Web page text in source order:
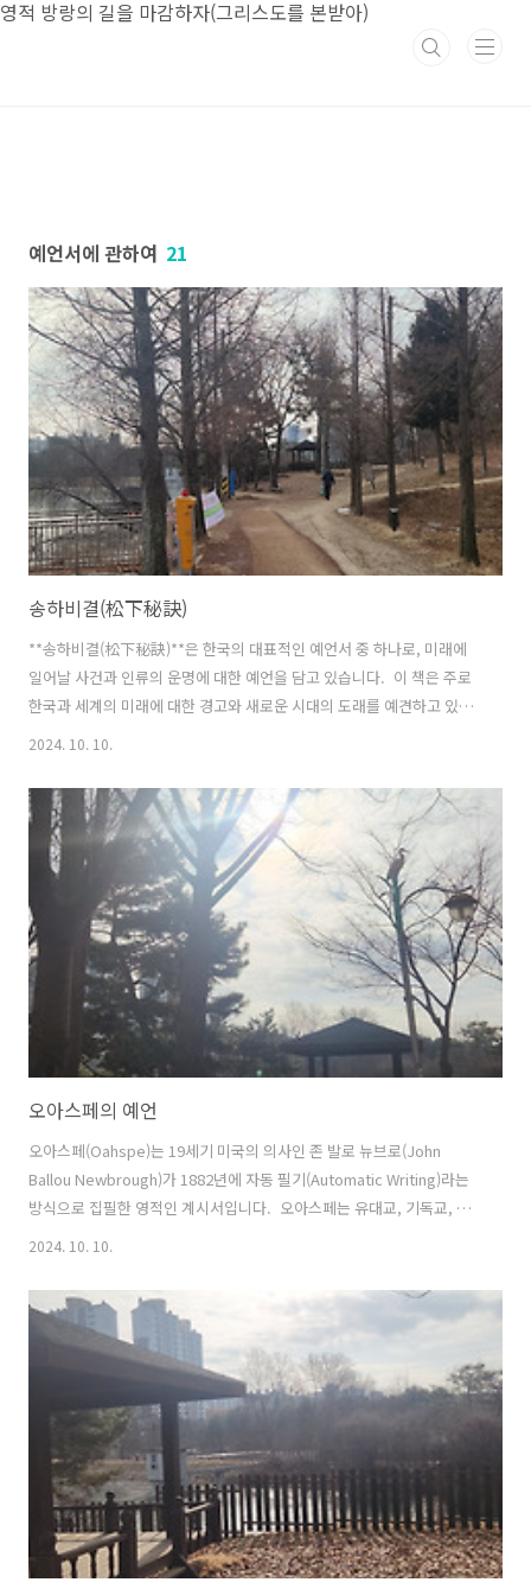
본문 바로가기
영적 방랑의 길을 마감하자(그리스도를 본받아)
예언서에 관하여 21
송하비결(松下秘訣)
**송하비결(松下秘訣)**은 한국의 대표적인 예언서 중 하나로, 미래에
일어날 사건과 인류의 운명에 대한 예언을 담고 있습니다. 이 책은 주로
한국과 세계의 미래에 대한 경고와 새로운 시대의 도래를 예견하고 있으
며, 지구의 종말적 상황에 대한 내용도 포함하고 있습니다. 송하비결은
인 문구와 은유적인 표현을 통해 미래의 사건들을 암시합니다.1. 송하비
결의 역사적 배경과 성격송하비결은 조선 말기에서 일제 강점기에 걸친
시기에 기록된 것으로 추정되며, 전통적인 동양 사상과 신비주의적 예언
이 결합된 형태를 띠고 있습니다. 이 책의 예언은 한반도와 그 주변 지역
을 중심으로 한 세계적 변화, 정치적 격변, 자연재해, 그리고 인류의 종말
적 상황..
2024. 10. 10.
오아스페의 예언
오아스페(Oahspe)는 19세기 미국의 의사인 존 발로 뉴브로(John
Ballou Newbrough)가 1882년에 자동 필기(Automatic Writing)라는
방식으로 집필한 영적인 계시서입니다. 오아스페는 유대교, 기독교, 힌
두교 등 여러 종교의 신화와 신앙을 통합한 종교적, 철학적 텍스트로, 인
고 있습니다. 특히, 인류의 역사와 종말에 대한 예언은 오아스페가 주목
받는 이유 중 하나입니다.1. 오아스페의 배경과 형성오아스페의 형성 배
경은 19세기 중반 미국에서 유행하던 신지학(Theosophy)과 영성주의
(Spiritualism)의 영향을 받았습니다. 당시에는 다양한 영적 현상과 초자
연적 사건에 대한 관심이 높아졌으며,..
2024. 10. 10.